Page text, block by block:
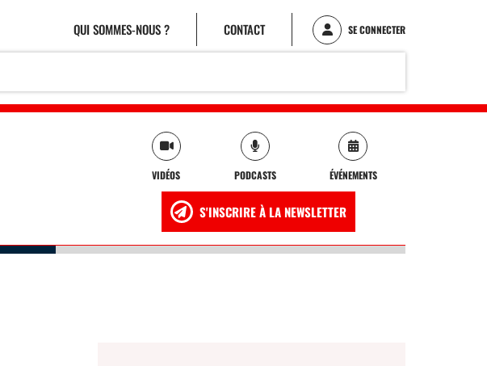
QUI SOMMES-NOUS ? CONTACT SE CONNECTER
VIDÉOS PODCASTS ÉVÉNEMENTS
S'INSCRIRE À LA NEWSLETTER